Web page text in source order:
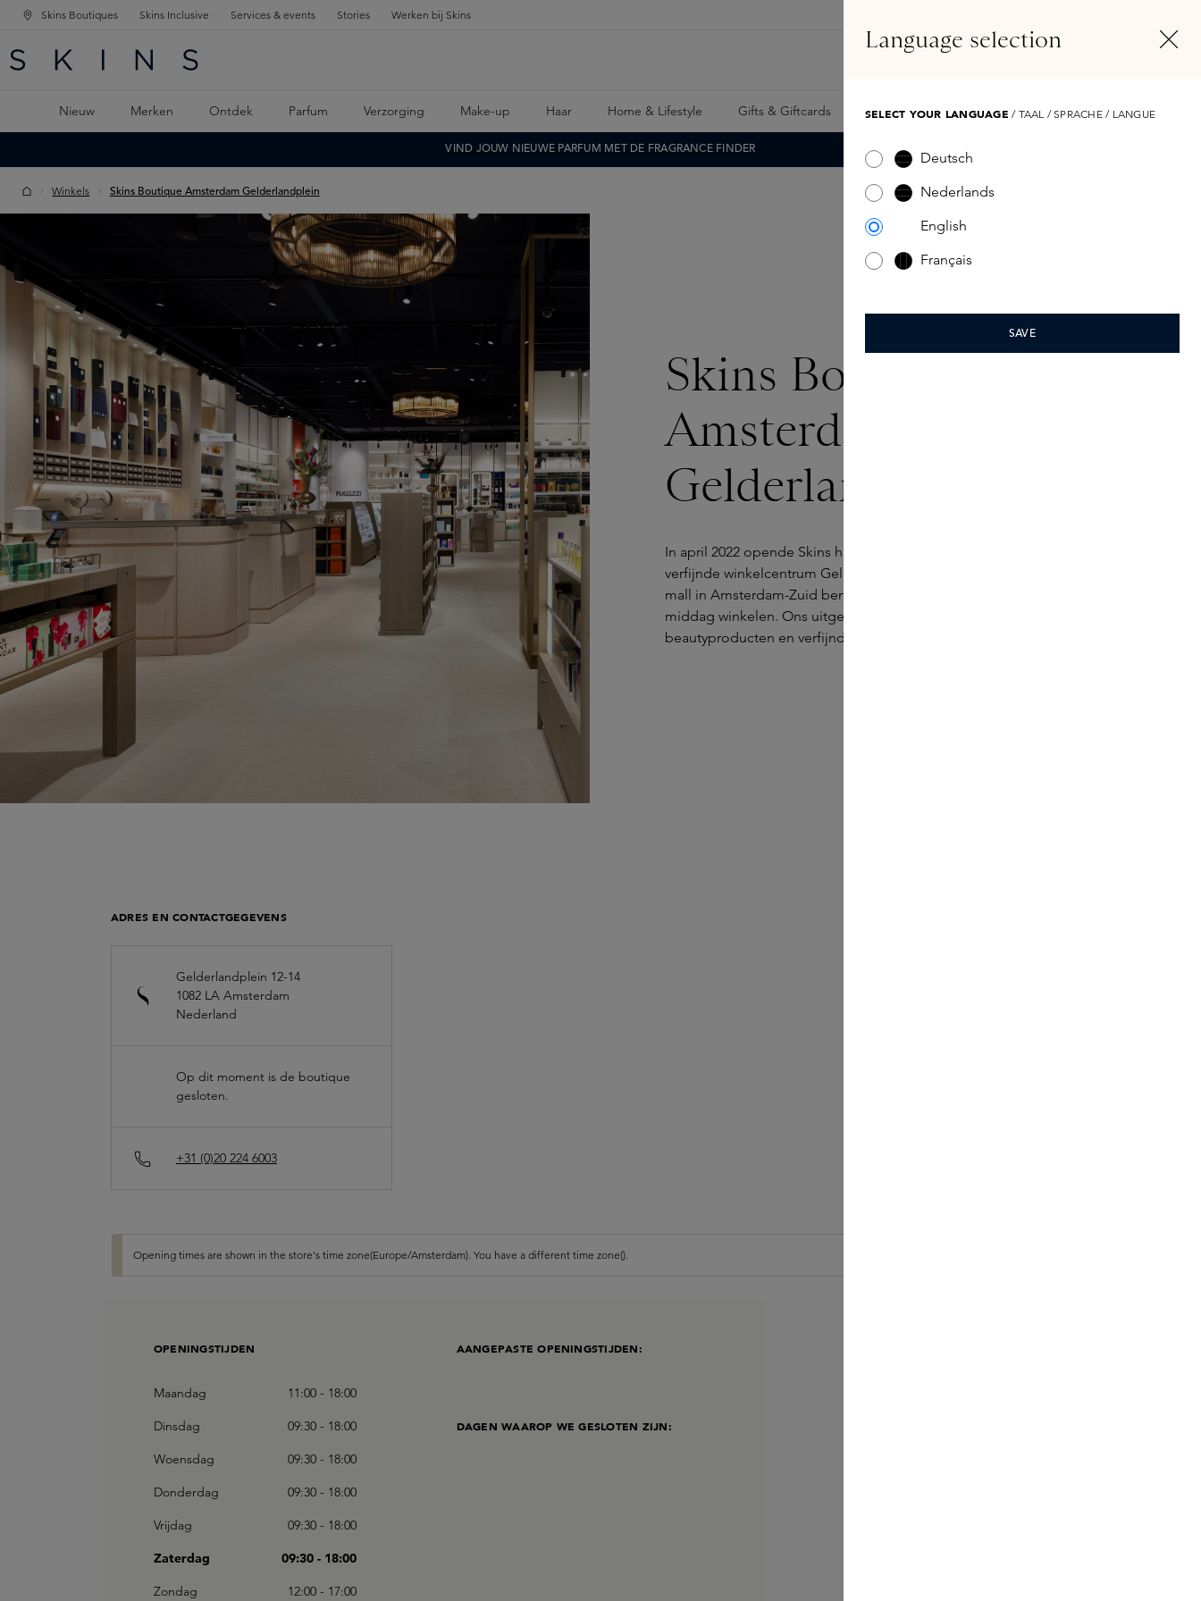
NAVIGATIE
DE HOOFDINHOUD
Skins Boutiques Skins Inclusive Services & events Stories Werken bij Skins
Nieuw Merken Ontdek Parfum Verzorging Make-up Haar Home & Lifestyle Gifts & Giftcards Samples Skins Exclusives Skins Boxen
VIND JOUW NIEUWE PARFUM MET DE FRAGRANCE FINDER
Winkels Skins Boutique Amsterdam Gelderlandplein
Skins Boutique
Amsterdam
Gelderlandplein
In april 2022 opende Skins haar derde boutique in Amsterdam, in het
verfijnde winkelcentrum Gelderlandplein. In deze overdekte shopping
mall in Amsterdam-Zuid ben je aan het juiste adres voor een veelzijdige
middag winkelen. Ons uitgebreide assortiment aan uitzonderlijke
beautyproducten en verfijnde parfums vind je in deze boutique.
ADRES EN CONTACTGEGEVENS
Gelderlandplein 12-14
1082 LA Amsterdam
Nederland
Op dit moment is de boutique
gesloten.
+31 (0)20 224 6003
Opening times are shown in the store's time zone(Europe/Amsterdam). You have a different time zone().
OPENINGSTIJDEN
Maandag 11:00 - 18:00
Dinsdag 09:30 - 18:00
Woensdag 09:30 - 18:00
Donderdag 09:30 - 18:00
Vrijdag 09:30 - 18:00
Zaterdag 09:30 - 18:00
Zondag 12:00 - 17:00
AANGEPASTE OPENINGSTIJDEN:
DAGEN WAAROP WE GESLOTEN ZIJN:
Language selection
SELECT YOUR LANGUAGE / TAAL / SPRACHE / LANGUE
Deutsch
Nederlands
English
Français
SAVE